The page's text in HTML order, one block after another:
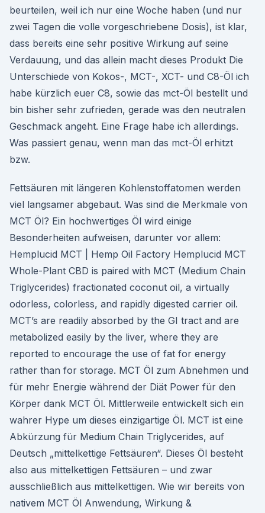
beurteilen, weil ich nur eine Woche haben (und nur
zwei Tagen die volle vorgeschriebene Dosis), ist klar,
dass bereits eine sehr positive Wirkung auf seine
Verdauung, und das allein macht dieses Produkt Die
Unterschiede von Kokos-, MCT-, XCT- und C8-Öl ich
habe kürzlich euer C8, sowie das mct-Öl bestellt und
bin bisher sehr zufrieden, gerade was den neutralen
Geschmack angeht. Eine Frage habe ich allerdings.
Was passiert genau, wenn man das mct-Öl erhitzt
bzw.
Fettsäuren mit längeren Kohlenstoffatomen werden
viel langsamer abgebaut. Was sind die Merkmale von
MCT Öl? Ein hochwertiges Öl wird einige
Besonderheiten aufweisen, darunter vor allem:
Hemplucid MCT | Hemp Oil Factory Hemplucid MCT
Whole-Plant CBD is paired with MCT (Medium Chain
Triglycerides) fractionated coconut oil, a virtually
odorless, colorless, and rapidly digested carrier oil.
MCT’s are readily absorbed by the GI tract and are
metabolized easily by the liver, where they are
reported to encourage the use of fat for energy
rather than for storage. MCT Öl zum Abnehmen und
für mehr Energie während der Diät Power für den
Körper dank MCT Öl. Mittlerweile entwickelt sich ein
wahrer Hype um dieses einzigartige Öl. MCT ist eine
Abkürzung für Medium Chain Triglycerides, auf
Deutsch „mittelkettige Fettsäuren“. Dieses Öl besteht
also aus mittelkettigen Fettsäuren – und zwar
ausschließlich aus mittelkettigen. Wie wir bereits von
nativem MCT Öl Anwendung, Wirkung &